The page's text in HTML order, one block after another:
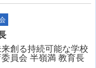
創る持続可能な学校
員会 半嶺満 教育長